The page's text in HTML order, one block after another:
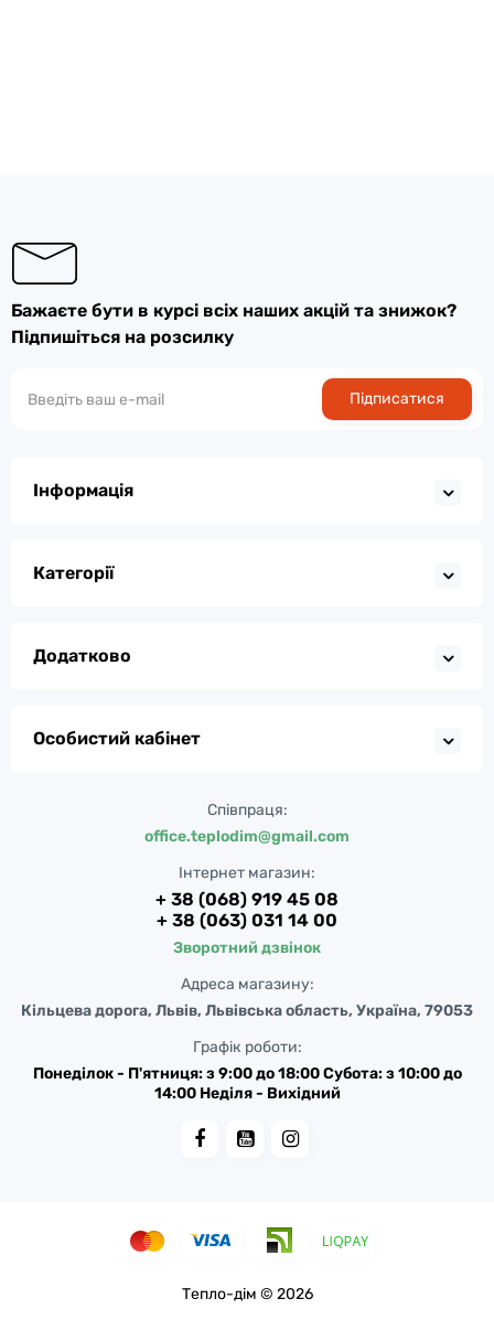
Бажаєте бути в курсі всіх наших акцій та знижок?
Підпишіться на розсилку
Підписатися
Інформація
Категорії
Додатково
Особистий кабінет
Співпраця:
office.teplodim@gmail.com
Інтернет магазин:
+ 38 (068) 919 45 08
+ 38 (063) 031 14 00
Зворотний дзвінок
Адреса магазину:
Кільцева дорога, Львів, Львівська область, Україна, 79053
Графік роботи:
Понеділок - П'ятниця: з 9:00 до 18:00 Субота: з 10:00 до
14:00 Неділя - Вихідний
Тепло-дім © 2026